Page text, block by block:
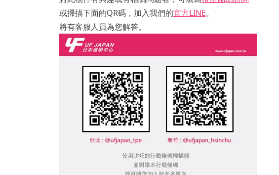
或掃描下面的QR碼，加入我們的官方LINE。
將有客服人員為您解答。